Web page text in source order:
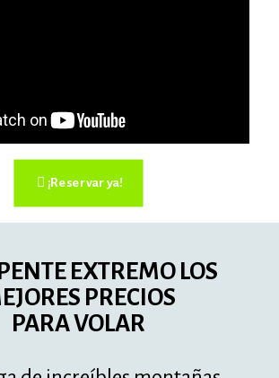
¡Reservar ya!
EXTREMO LOS
PRECIOS
PARA VOLAR